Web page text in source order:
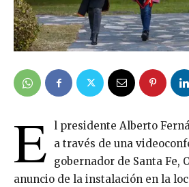
E l presidente Alberto
a través de una
gobernador de Santa Fe,
anuncio de la instalación en la